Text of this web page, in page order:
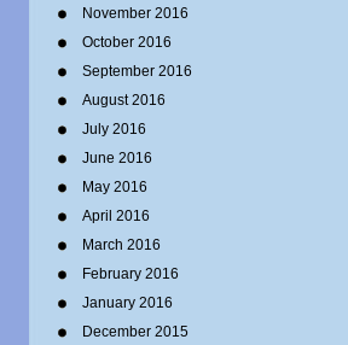
November 2016
October 2016
September 2016
August 2016
July 2016
June 2016
May 2016
April 2016
March 2016
February 2016
January 2016
December 2015